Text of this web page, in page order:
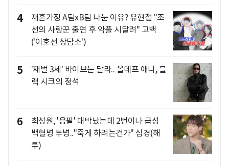
4
재혼가정 A팀xB팀 나눈 이유? 유현철 "조
선의 사랑꾼 출연 후 악플 시달려" 고백
('이호선 상담소')
5
'재벌 3세' 바이브는 달라.. 올데프 애니, 블
랙 시크의 정석
6
최성원, '응팔' 대박났는데 2번이나 급성
백혈병 투병.."죽게 하려는건가" 심경(해
투)